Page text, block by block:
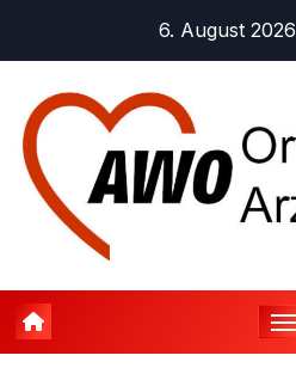
springen
6. August 2026